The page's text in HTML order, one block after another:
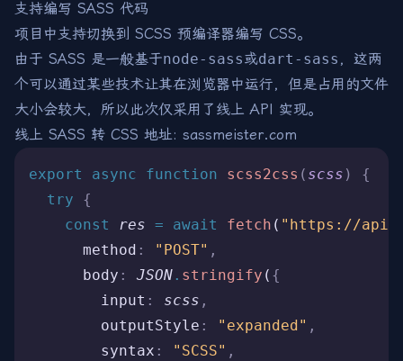
支持编写 SASS 代码
项目中支持切换到 SCSS 预编译器编写 CSS。
由于 SASS 是一般基于node-sass或dart-sass ，这两
个可以通过某些技术让其在浏览器中运行，但是占用的文件
大小会较大，所以此次仅采用了线上 API 实现。
线上 SASS 转 CSS 地址: sassmeister.com
export async function scss2css ( scss )
{
  try
{
    const
res = await fetch ( "https://
      method
: "POST" ,
      body
: JSON . stringify ( {
        input
: scss ,
        outputStyle
: "expanded" ,
        syntax
: "SCSS" ,